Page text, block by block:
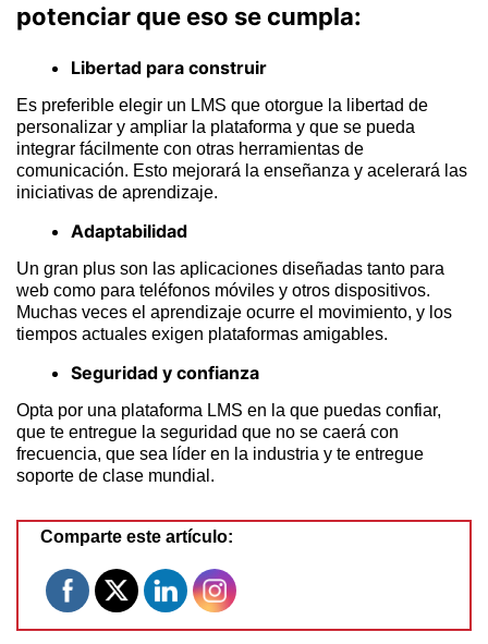
potenciar que eso se cumpla:
Libertad para construir
Es preferible elegir un LMS que otorgue la libertad de
personalizar y ampliar la plataforma y que se pueda
integrar fácilmente con otras herramientas de
comunicación. Esto mejorará la enseñanza y acelerará las
iniciativas de aprendizaje.
Adaptabilidad
Un gran plus son las aplicaciones diseñadas tanto para
web como para teléfonos móviles y otros dispositivos.
Muchas veces el aprendizaje ocurre el movimiento, y los
tiempos actuales exigen plataformas amigables.
Seguridad y confianza
Opta por una plataforma LMS en la que puedas confiar,
que te entregue la seguridad que no se caerá con
frecuencia, que sea líder en la industria y te entregue
soporte de clase mundial.
Comparte este artículo: